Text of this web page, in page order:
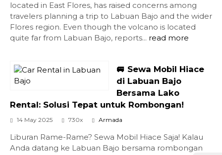
located in East Flores, has raised concerns among
travelers planning a trip to Labuan Bajo and the wider
Flores region. Even though the volcano is located
quite far from Labuan Bajo, reports... read more
🚐 Sewa Mobil Hiace
di Labuan Bajo
Bersama Lako
Rental: Solusi Tepat untuk Rombongan!
14 May 2025 730x Armada
Liburan Rame-Rame? Sewa Mobil Hiace Saja! Kalau
Anda datang ke Labuan Bajo bersama rombongan